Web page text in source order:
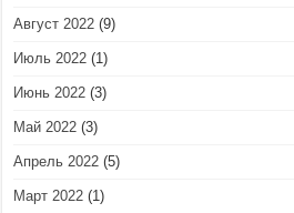
Август 2022 (9)
Июль 2022 (1)
Июнь 2022 (3)
Май 2022 (3)
Апрель 2022 (5)
Март 2022 (1)